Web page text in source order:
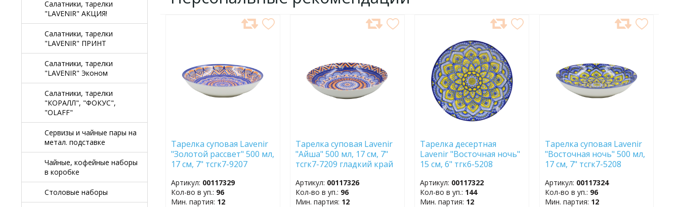
Салатники, тарелки
"LAVENIR" АКЦИЯ!
Салатники, тарелки
"LAVENIR" ПРИНТ
Салатники, тарелки
"LAVENIR" Эконом
Салатники, тарелки
"КОРАЛЛ", "ФОКУС",
"OLAFF"
Сервизы и чайные пары на
метал. подставке
Чайные, кофейные наборы
в коробке
Столовые наборы
Тарелка суповая Lavenir
"Золотой рассвет" 500 мл,
17 см, 7" тсгк7-9207
Артикул: 00117329
Кол-во в уп.: 96
Мин. партия: 12
Тарелка суповая Lavenir
"Айша" 500 мл, 17 см, 7"
тсгк7-7209 гладкий край
Артикул: 00117326
Кол-во в уп.: 96
Мин. партия: 12
ИЗБРАННОЕ
Тарелка десертная
Lavenir "Восточная ночь"
15 см, 6" тгк6-5208
Артикул: 00117322
Кол-во в уп.: 144
Мин. партия: 12
Тарелка суповая Lavenir
"Восточная ночь" 500 мл,
17 см, 7" тсгк7-5208
Артикул: 00117324
Кол-во в уп.: 96
Мин. партия: 12